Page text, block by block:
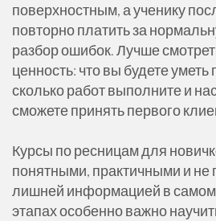
поверхностным, а ученику
повторно платить за
разбор ошибок. Лучше
ценность: что вы будете
сколько работ выполните и
сможете принять первого
Курсы по ресницам для
понятными, практичными и
лишней информацией в
этапах особенно важно